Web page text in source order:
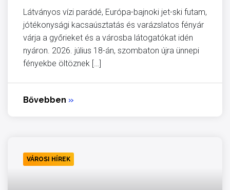
Látványos vízi parádé, Európa-bajnoki jet-ski futam,
jótékonysági kacsaúsztatás és varázslatos fényár
várja a győrieket és a városba látogatókat idén
nyáron. 2026. július 18-án, szombaton újra ünnepi
fényekbe öltöznek […]
Bővebben »
VÁROSI HÍREK